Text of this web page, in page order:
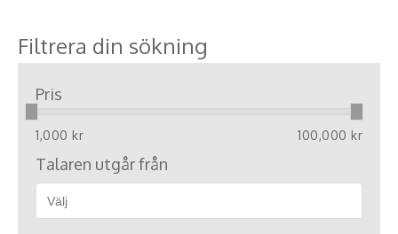
Filtrera din sökning
Pris
1,000 kr 100,000 kr
Talaren utgår från